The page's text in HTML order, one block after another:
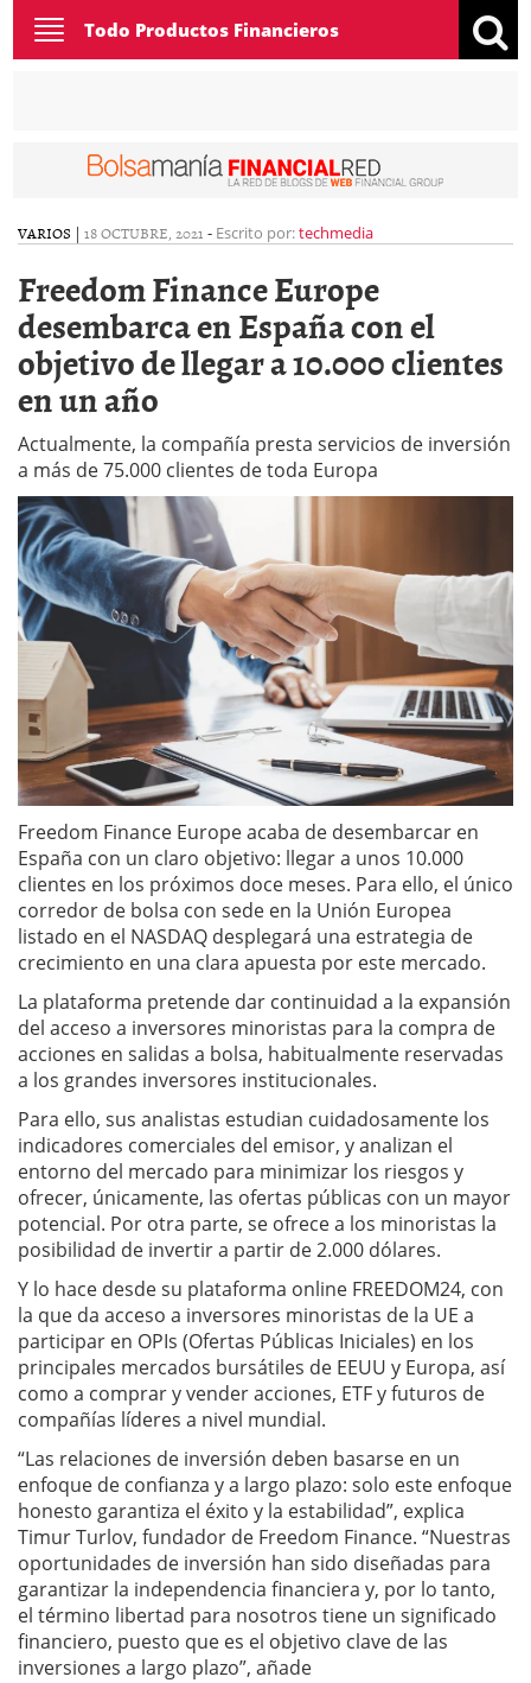
Toggle
navigation
Todo Productos Financieros
VARIOS | 18 OCTUBRE, 2021 - Escrito por:techmedia
Freedom Finance Europe
desembarca en España con el
objetivo de llegar a 10.000 clientes
en un año
Actualmente, la compañía presta servicios de inversión
a más de 75.000 clientes de toda Europa
Freedom Finance Europe acaba de desembarcar en
España con un claro objetivo: llegar a unos 10.000
clientes en los próximos doce meses. Para ello, el único
corredor de bolsa con sede en la Unión Europea
listado en el NASDAQ desplegará una estrategia de
crecimiento en una clara apuesta por este mercado.
La plataforma pretende dar continuidad a la expansión
del acceso a inversores minoristas para la compra de
acciones en salidas a bolsa, habitualmente reservadas
a los grandes inversores institucionales.
Para ello, sus analistas estudian cuidadosamente los
indicadores comerciales del emisor, y analizan el
entorno del mercado para minimizar los riesgos y
ofrecer, únicamente, las ofertas públicas con un mayor
potencial. Por otra parte, se ofrece a los minoristas la
posibilidad de invertir a partir de 2.000 dólares.
Y lo hace desde su plataforma online FREEDOM24, con
la que da acceso a inversores minoristas de la UE a
participar en OPIs (Ofertas Públicas Iniciales) en los
principales mercados bursátiles de EEUU y Europa, así
como a comprar y vender acciones, ETF y futuros de
compañías líderes a nivel mundial.
“Las relaciones de inversión deben basarse en un
enfoque de confianza y a largo plazo: solo este enfoque
honesto garantiza el éxito y la estabilidad”, explica
Timur Turlov, fundador de Freedom Finance. “Nuestras
oportunidades de inversión han sido diseñadas para
garantizar la independencia financiera y, por lo tanto,
el término libertad para nosotros tiene un significado
financiero, puesto que es el objetivo clave de las
inversiones a largo plazo”, añade